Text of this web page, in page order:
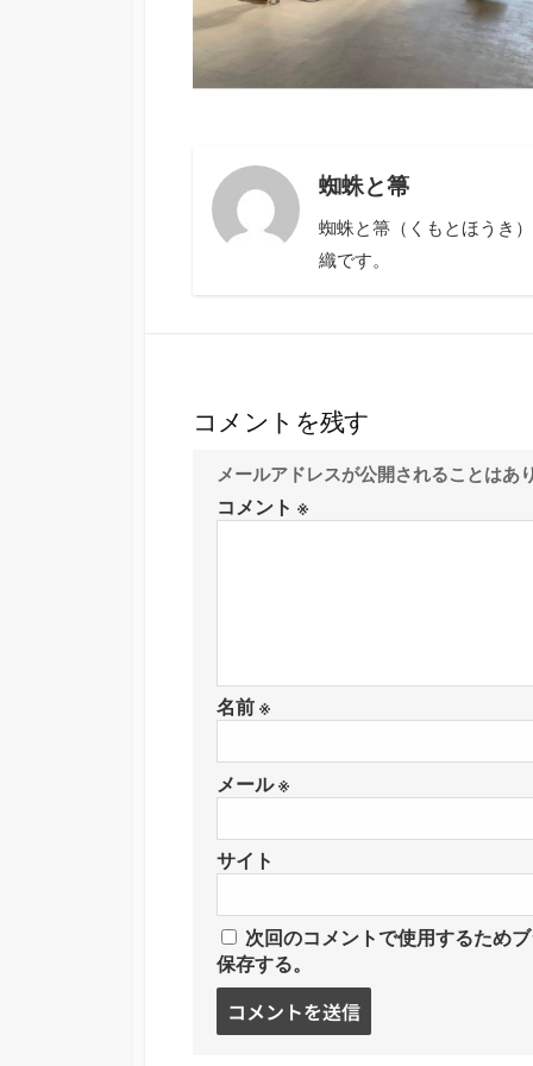
蜘蛛と箒
蜘蛛と箒（くもとほうき
織です。
コメントを残す
メールアドレスが公開されることはあ
コメント ※
名前※
メール※
サイト
次回のコメントで使用するため
保存する。
コ